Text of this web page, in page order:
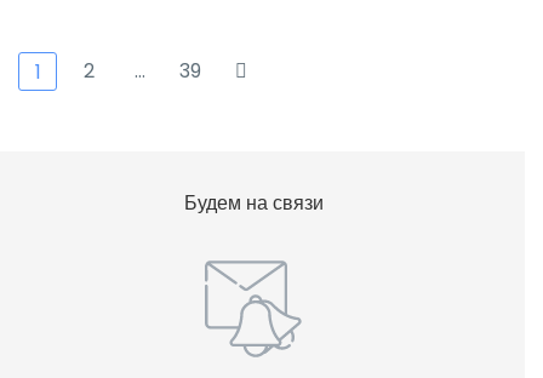
1 2 … 39
Будем на связи